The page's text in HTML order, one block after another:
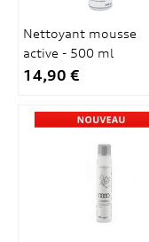
Nettoyant mousse
active - 500 ml
14,90 €